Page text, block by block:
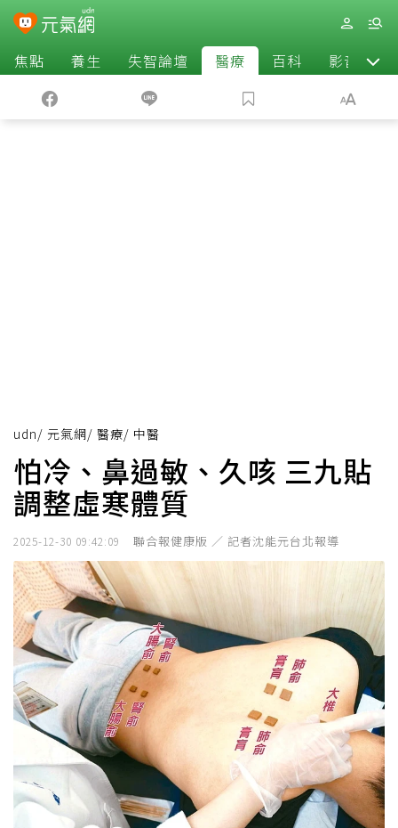
焦點 養生 失智論壇 醫療 百科 影音
udn/ 元氣網/ 醫療/ 中醫
怕冷、鼻過敏、久咳 三九貼
調整虛寒體質
2025-12-30 09:42:09 聯合報健康版 ／ 記者沈能元台北報導